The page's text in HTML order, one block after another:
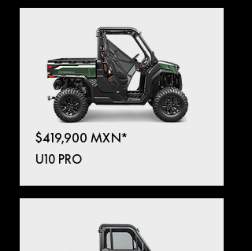
$419,900 MXN*
U10 PRO